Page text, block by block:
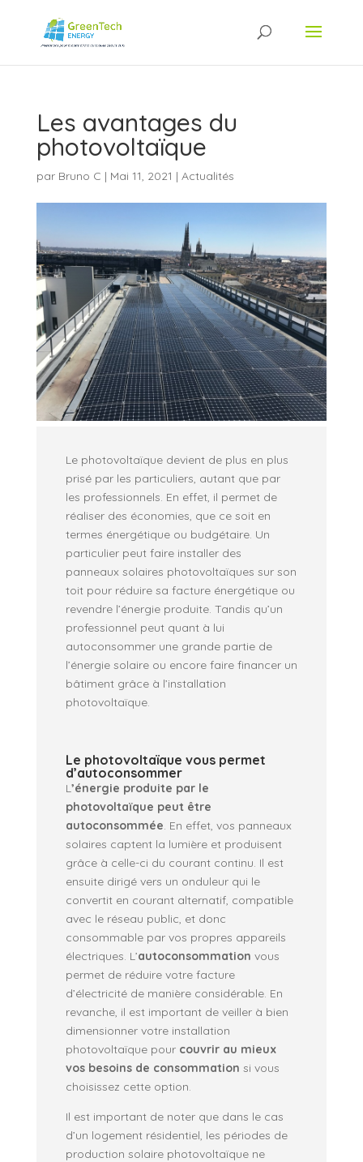
Les avantages du
photovoltaïque
par Bruno C | Mai 11, 2021 | Actualités
Le photovoltaïque devient de plus en plus
prisé par les particuliers, autant que par
les professionnels. En effet, il permet de
réaliser des économies, que ce soit en
termes énergétique ou budgétaire. Un
particulier peut faire installer des
panneaux solaires photovoltaïques sur son
toit pour réduire sa facture énergétique ou
revendre l’énergie produite. Tandis qu’un
professionnel peut quant à lui
autoconsommer une grande partie de
l’énergie solaire ou encore faire financer un
bâtiment grâce à l’installation
photovoltaïque.
Le photovoltaïque vous permet
d’autoconsommer
L’énergie produite par le
photovoltaïque peut être
autoconsommée. En effet, vos panneaux
solaires captent la lumière et produisent
grâce à celle-ci du courant continu. Il est
ensuite dirigé vers un onduleur qui le
convertit en courant alternatif, compatible
avec le réseau public, et donc
consommable par vos propres appareils
électriques. L’autoconsommation vous
permet de réduire votre facture
d’électricité de manière considérable. En
revanche, il est important de veiller à bien
dimensionner votre installation
photovoltaïque pour couvrir au mieux
vos besoins de consommation si vous
choisissez cette option.
Il est important de noter que dans le cas
d’un logement résidentiel, les périodes de
production solaire photovoltaïque ne